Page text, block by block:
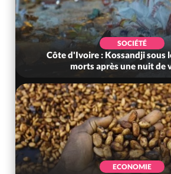
SOCIÉTÉ
Côte d'Ivoire : Kossandji sous
morts après une nuit de
ECONOMIE